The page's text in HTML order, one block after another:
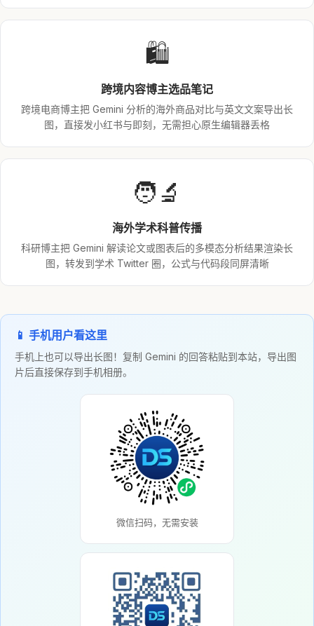
🛍️
跨境内容博主选品笔记
跨境电商博主把 Gemini 分析的海外商品对比与英文文案导出长
图，直接发小红书与即刻，无需担心原生编辑器丢格
🧑‍🔬
海外学术科普传播
科研博主把 Gemini 解读论文或图表后的多模态分析结果渲染长
图，转发到学术 Twitter 圈，公式与代码段同屏清晰
📱 手机用户看这里
手机上也可以导出长图！复制 Gemini 的回答粘贴到本站，导出图
片后直接保存到手机相册。
微信扫码，无需安装